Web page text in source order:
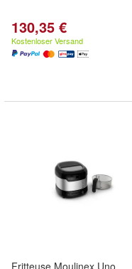
130,35 €
Kostenloser Versand
Fritteuse Moulinex Uno